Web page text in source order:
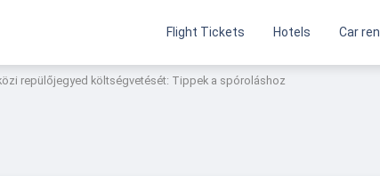
Flight Tickets Hotels Car
repülőjegyed költségvetését: Tippek a spóroláshoz